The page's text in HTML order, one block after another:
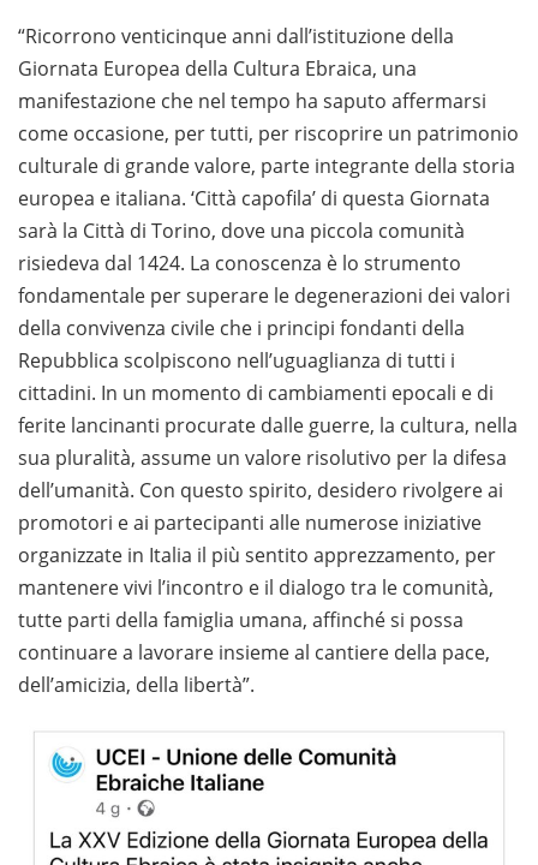
“Ricorrono venticinque anni dall’istituzione della
Giornata Europea della Cultura Ebraica, una
manifestazione che nel tempo ha saputo affermarsi
come occasione, per tutti, per riscoprire un patrimonio
culturale di grande valore, parte integrante della storia
europea e italiana. ‘Città capofila’ di questa Giornata
sarà la Città di Torino, dove una piccola comunità
risiedeva dal 1424. La conoscenza è lo strumento
fondamentale per superare le degenerazioni dei valori
della convivenza civile che i principi fondanti della
Repubblica scolpiscono nell’uguaglianza di tutti i
cittadini. In un momento di cambiamenti epocali e di
ferite lancinanti procurate dalle guerre, la cultura, nella
sua pluralità, assume un valore risolutivo per la difesa
dell’umanità. Con questo spirito, desidero rivolgere ai
promotori e ai partecipanti alle numerose iniziative
organizzate in Italia il più sentito apprezzamento, per
mantenere vivi l’incontro e il dialogo tra le comunità,
tutte parti della famiglia umana, affinché si possa
continuare a lavorare insieme al cantiere della pace,
dell’amicizia, della libertà”.